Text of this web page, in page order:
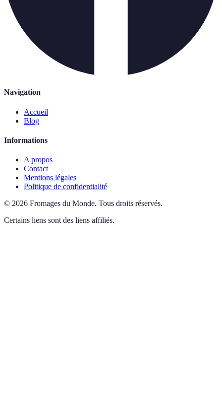
Navigation
Accueil
Blog
Informations
A propos
Contact
Mentions légales
Politique de confidentialité
© 2026 Fromages du Monde. Tous droits réservés.
Certains liens sont des liens affiliés.